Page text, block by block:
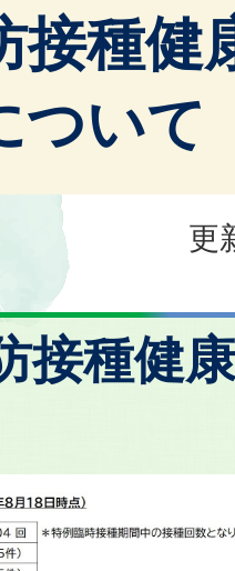
接種健
ついて
更
接種健